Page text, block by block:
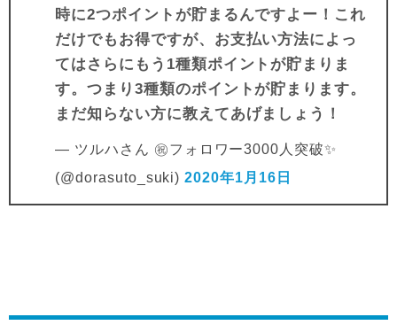
時に2つポイントが貯まるんですよー！これ
だけでもお得ですが、お支払い方法によっ
てはさらにもう1種類ポイントが貯まりま
す。つまり3種類のポイントが貯まります。
まだ知らない方に教えてあげましょう！
— ツルハさん ㊗️フォロワー3000人突破✨
(@dorasuto_suki)2020年1月16日